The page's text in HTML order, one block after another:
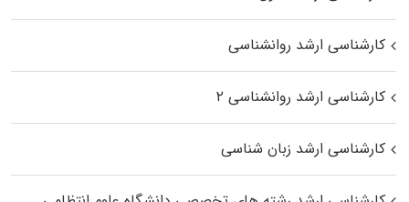
کارشناسی ارشد روانشناسی
کارشناسی ارشد روانشناسی ۲
کارشناسی ارشد زبان شناسی